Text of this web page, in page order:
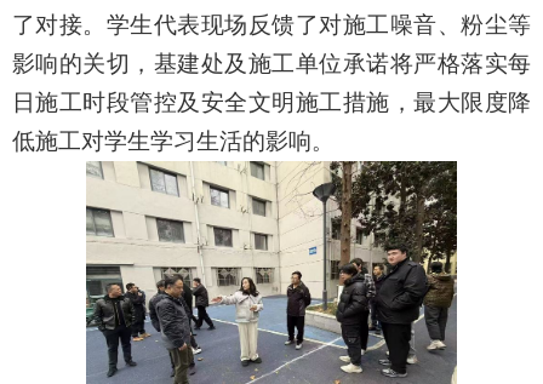
了对接。学生代表现场反馈了对施工噪音、粉尘等
影响的关切，基建处及施工单位承诺将严格落实每
日施工时段管控及安全文明施工措施，最大限度降
低施工对学生学习生活的影响。